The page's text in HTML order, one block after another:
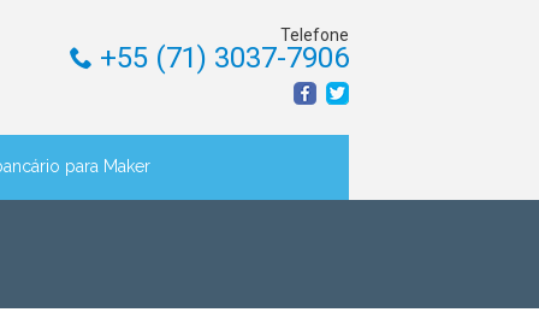
Telefone
+55 (71) 3037-7906
para Maker